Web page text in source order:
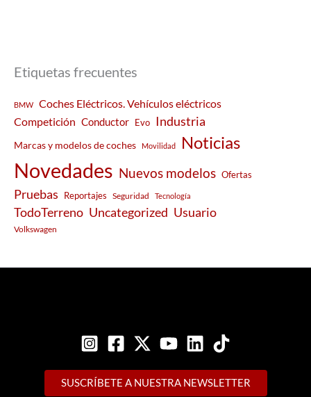
Etiquetas frecuentes
BMW
Coches Eléctricos. Vehículos eléctricos
Competición Conductor Evo Industria
Marcas y modelos de coches Movilidad Noticias
Novedades Nuevos modelos Ofertas
Pruebas Reportajes Seguridad Tecnología
TodoTerreno Uncategorized Usuario
Volkswagen
SUSCRÍBETE A NUESTRA NEWSLETTER